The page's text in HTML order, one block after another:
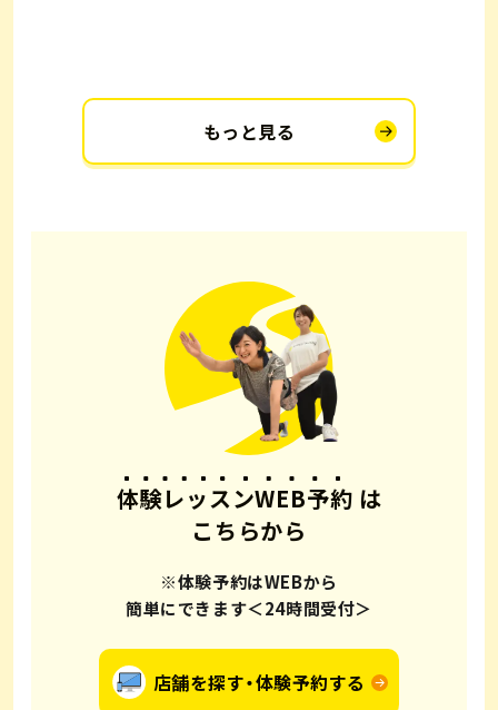
もっと見る
体験レッスンWEB予約 は
こちらから
※体験予約はWEBから
簡単にできます＜24時間受付＞
店舗を探す・体験予約する